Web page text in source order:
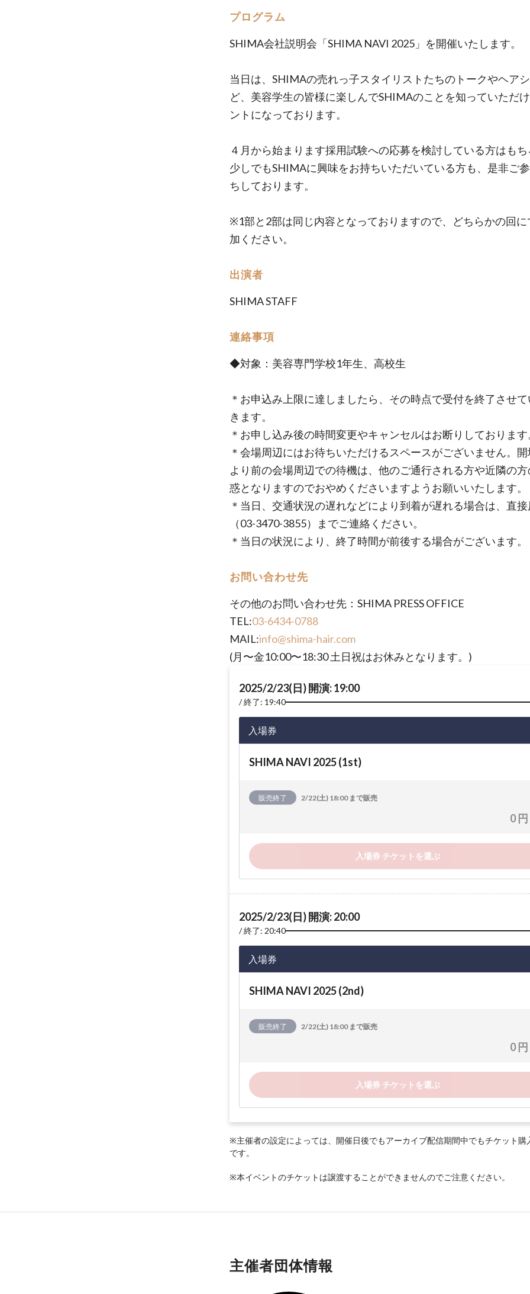
プログラム
SHIMA会社説明会「SHIMA NAVI 2025」を開催いたします。
当日は、SHIMAの売れっ子スタイリストたちのトークやヘア
ど、美容学生の皆様に楽しんでSHIMAのことを知っていただ
ントになっております。
４月から始まります採用試験への応募を検討している方はも
少しでもSHIMAに興味をお持ちいただいている方も、是非ご
ちしております。
※1部と2部は同じ内容となっておりますので、どちらかの回に
加ください。
出演者
SHIMA STAFF
連絡事項
◆対象：美容専門学校1年生、高校生
＊お申込み上限に達しましたら、その時点で受付を終了させ
きます。
＊お申し込み後の時間変更やキャンセルはお断りしておりま
＊会場周辺にはお待ちいただけるスペースがございません。
より前の会場周辺での待機は、他のご通行される方や近隣の
惑となりますのでおやめくださいますようお願いいたします。
＊当日、交通状況の遅れなどにより到着が遅れる場合は、直
（03-3470-3855）までご連絡ください。
＊当日の状況により、終了時間が前後する場合がございます。
お問い合わせ先
その他のお問い合わせ先：SHIMA PRESS OFFICE
TEL:03-6434-0788
MAIL:info@shima-hair.com
(月〜金10:00〜18:30 土日祝はお休みとなります。)
2025/2/23(日) 開演: 19:00
終了: 19:40
入場券
SHIMA NAVI 2025 (1st)
販売終了 2/22(土) 18:00 まで販売
0 円
入場券 チケットを選ぶ
2025/2/23(日) 開演: 20:00
終了: 20:40
入場券
SHIMA NAVI 2025 (2nd)
販売終了 2/22(土) 18:00 まで販売
0 円
入場券 チケットを選ぶ
※主催者の設定によっては、開催日後でもアーカイブ配信期間中でもチケット購
です。
※本イベントのチケットは譲渡することができませんのでご注意ください。
主催者団体情報